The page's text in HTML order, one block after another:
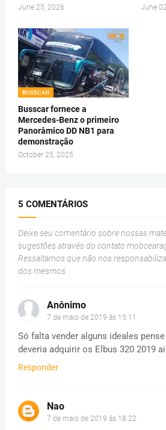
June 25, 2026 June
BUSSCAR
Busscar fornece a
Mercedes-Benz o primeiro
Panorâmico DD NB1 para
demonstração
October 25, 2025
5 COMENTÁRIOS
Deixe seu comentário sobre nossas
sugestões através do contato
Ressaltamos que não nos
dos mesmos.
Anônimo
7 de maio de 2019 às 15:11
Só falta vender alguns ideales
deveria adquirir os Elbus 320 2019
Responder
Nao
7 de maio de 2019 às 18:22